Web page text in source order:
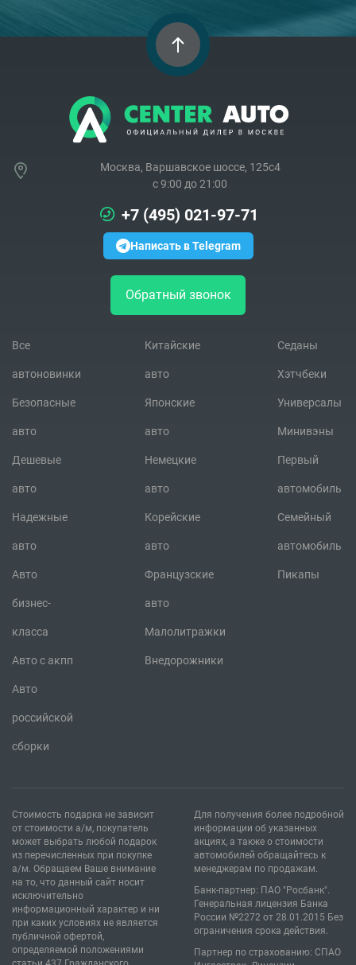
Москва, Варшавское шоссе, 125с4
c 9:00 до 21:00
+7 (495) 021-97-71
Написать в Telegram
Обратный звонок
Все
автоновинки
Безопасные
авто
Дешевые
авто
Надежные
авто
Авто
бизнес-
класса
Авто с акпп
Авто
российской
сборки
Китайские
авто
Японские
авто
Немецкие
авто
Корейские
авто
Французские
авто
Малолитражки
Внедорожники
Седаны
Хэтчбеки
Универсалы
Минивэны
Первый
автомобиль
Семейный
автомобиль
Пикапы
Стоимость подарка не зависит
от стоимости а/м, покупатель
может выбрать любой подарок
из перечисленных при покупке
а/м. Обращаем Ваше внимание
на то, что данный сайт носит
исключительно
информационный характер и ни
при каких условиях не является
публичной офертой,
определяемой положениями
Для получения более подробной
информации об указанных
акциях, а также о стоимости
автомобилей обращайтесь к
менеджерам по продажам.
Банк-партнер: ПАО "Росбанк".
Генеральная лицензия Банка
России №2272 от 28.01.2015 Без
ограничения срока действия.
Партнер по страхованию: СПАО